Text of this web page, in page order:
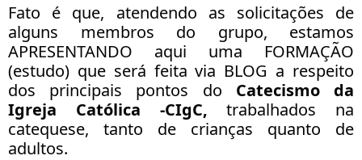
Fato é que, atendendo as solicitações de
alguns membros do grupo, estamos
APRESENTANDO aqui uma FORMAÇÃO
(estudo) que será feita via BLOG a respeito
dos principais pontos do Catecismo da
Igreja Católica -CIgC,trabalhados na
catequese, tanto de crianças quanto de
adultos.